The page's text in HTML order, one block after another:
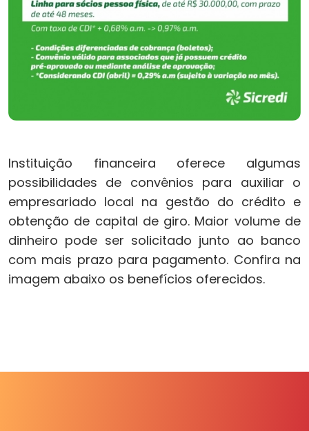
Instituição financeira oferece algumas
possibilidades de convênios para auxiliar o
empresariado local na gestão do crédito e
obtenção de capital de giro. Maior volume de
dinheiro pode ser solicitado junto ao banco
com mais prazo para pagamento. Confira na
imagem abaixo os benefícios oferecidos.